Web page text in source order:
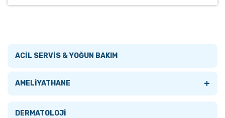
ACİL SERVİS & YOĞUN BAKIM
AMELİYATHANE +
Tümünü Gör
DERMATOLOJİ